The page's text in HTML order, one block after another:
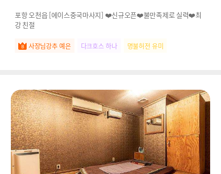
포항 오천읍 [에이스중국마사지] ❤️신규오픈❤️불만족제로 실력❤️최
강 친절
사장님강추 예은 다크호스 하나 명불허전 유미